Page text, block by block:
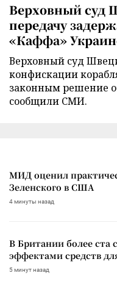
Верховный суд
передачу
«Каффа»
Верховный суд
конфискации
законным решение
сообщили СМИ.
МИД оценил
Зеленского в США
4 минуты назад
В Британии более ста
эффектами средств
5 минут назад